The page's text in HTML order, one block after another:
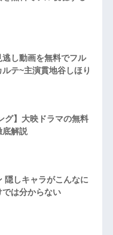
し動画を無料でフル
テ~主演貫地谷しほり
グ】大映ドラマの無料
底解説
隠しキャラがこんなに
は分からない